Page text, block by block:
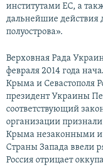
институтами ЕС, а
дальнейшие действия
полуострова».
Верховная Рада
февраля 2014 года
Крыма и Севастополя
президент Украины
соответствующий
организации
Крыма незаконными и
Страны Запада ввели
Россия отрицает